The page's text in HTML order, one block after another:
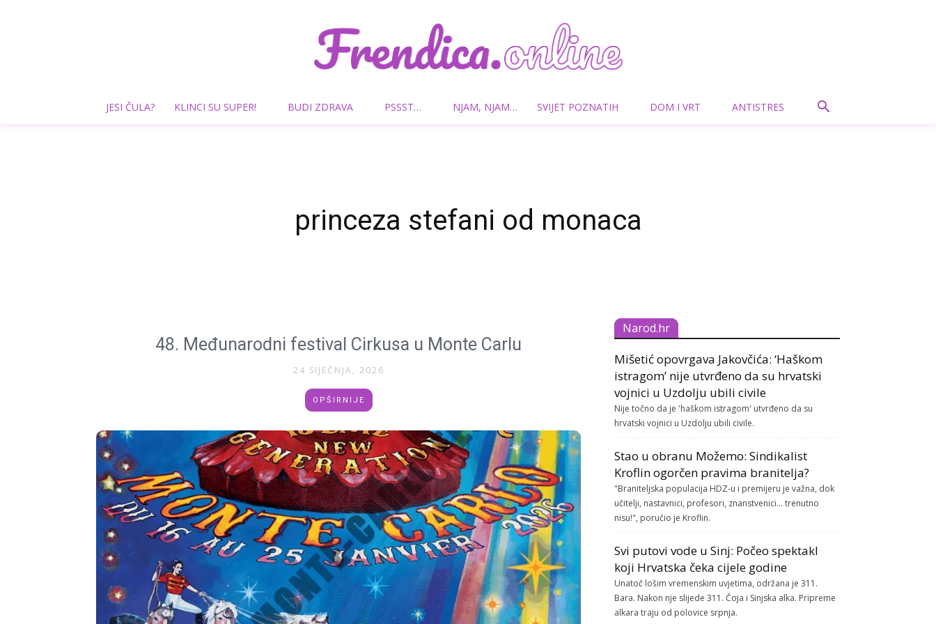
Frendica.online
JESI ČULA? KLINCI SU SUPER! BUDI ZDRAVA PSSST… NJAM, NJAM… SVIJET POZNATIH DOM I VRT ANTISTRES
princeza stefani od monaca
48. Međunarodni festival Cirkusa u Monte Carlu
24 SIJEČNJA, 2026
OPŠIRNIJE
Narod.hr
Mišetić opovrgava Jakovčića: ‘Haškom
istragom’ nije utvrđeno da su hrvatski
vojnici u Uzdolju ubili civile
Nije točno da je 'haškom istragom' utvrđeno da su
hrvatski vojnici u Uzdolju ubili civile.
Stao u obranu Možemo: Sindikalist
Kroflin ogorčen pravima branitelja?
"Braniteljska populacija HDZ-u i premijeru je važna, dok
učitelji, nastavnici, profesori, znanstvenici... trenutno
nisu!", poručio je Kroflin.
Svi putovi vode u Sinj: Počeo spektakl
koji Hrvatska čeka cijele godine
Unatoč lošim vremenskim uvjetima, održana je 311.
Bara. Nakon nje slijede 311. Čoja i Sinjska alka. Pripreme
alkara traju od polovice srpnja.